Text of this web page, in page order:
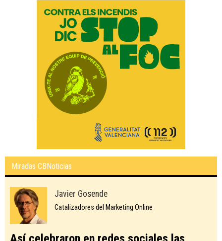
Miradas CBNoticias
Javier Gosende
Catalizadores del Marketing Online